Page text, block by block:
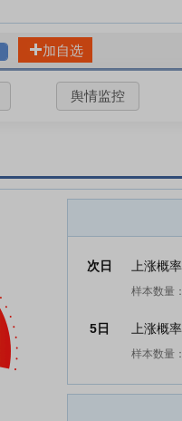
加自选
舆情监控
次日 上涨概
样本数量
5日 上涨概
样本数量